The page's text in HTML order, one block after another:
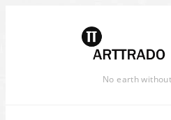
No earth